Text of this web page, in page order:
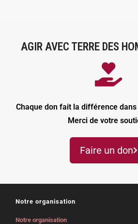
AGIR AVEC TERRE DES
Chaque don fait la différence dans
Merci de votre
Faire un don
Notre organisation
Notre organisation